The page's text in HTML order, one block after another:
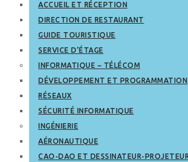
ACCUEIL ET RÉCEPTION
DIRECTION DE RESTAURANT
GUIDE TOURISTIQUE
SERVICE D’ÉTAGE
INFORMATIQUE – TÉLÉCOM
DÉVELOPPEMENT ET PROGRAMMATION
RÉSEAUX
SÉCURITÉ INFORMATIQUE
INGÉNIERIE
AÉRONAUTIQUE
CAO-DAO ET DESSINATEUR-PROJETEUR